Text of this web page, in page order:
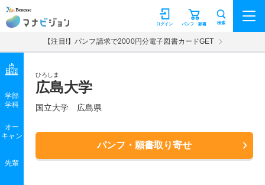
マナビジョン パンフ・願書
ログイン 検索
【注目!】パンフ請求で2000円分電子図書カードGET
ひろしま
広島大学
国立大学 広島県
パンフ・願書取り寄せ
学部
学科
オー
キャン
先輩